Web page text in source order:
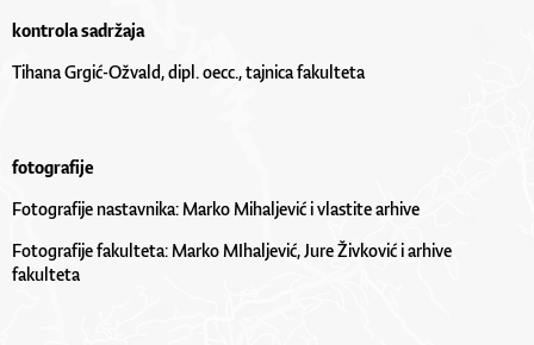
kontrola sadržaja
Tihana Grgić-Ožvald, dipl. oecc., tajnica fakulteta
fotografije
Fotografije nastavnika: Marko Mihaljević i vlastite arhive
Fotografije fakulteta: Marko MIhaljević, Jure Živković i arhive
fakulteta